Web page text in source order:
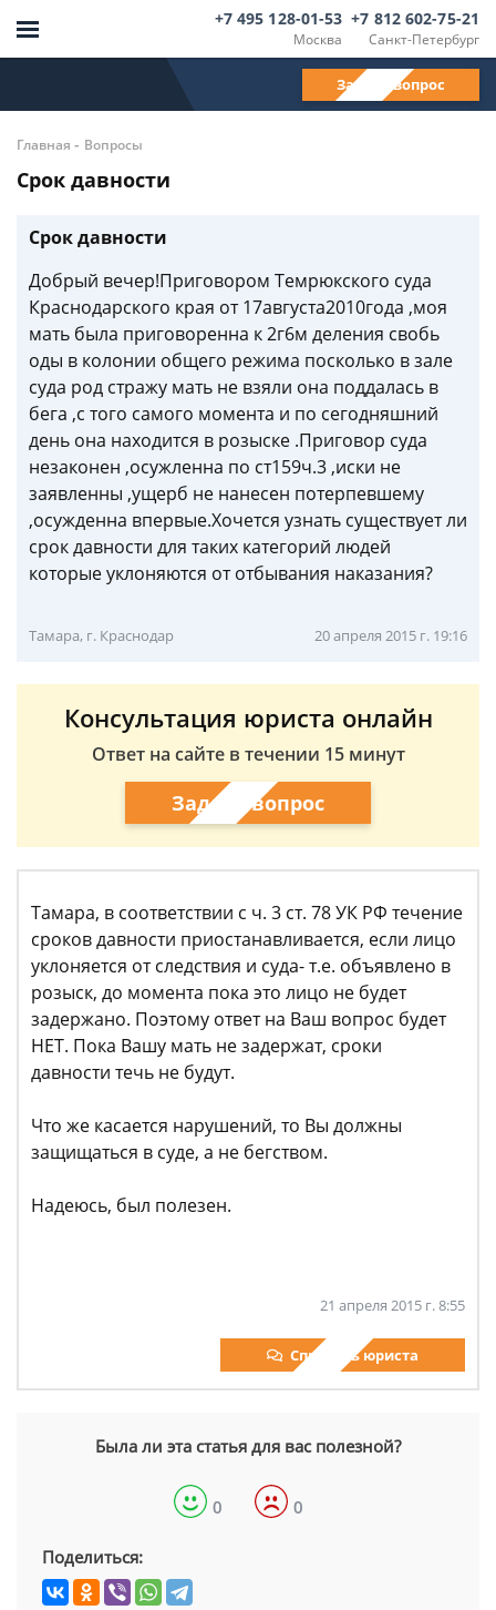
Москва
+7 495 128-01-53
Санкт-Петербург
+7 812 602-75-21
Задать вопрос
Главная - Вопросы
Срок давности
Срок давности
Добрый вечер!Приговором Темрюкского суда
Краснодарского края от 17августа2010года ,моя
мать была приговоренна к 2г6м деления свобь
оды в колонии общего режима посколько в зале
суда род стражу мать не взяли она поддалась в
бега ,с того самого момента и по сегодняшний
день она находится в розыске .Приговор суда
незаконен ,осужленна по ст159ч.3 ,иски не
заявленны ,ущерб не нанесен потерпевшему
,осужденна впервые.Хочется узнать существует ли
срок давности для таких категорий людей
которые уклоняются от отбывания наказания?
Тамара, г. Краснодар 20 апреля 2015 г. 19:16
Консультация юриста онлайн
Ответ на сайте в течении 15 минут
Задать вопрос
Тамара, в соответствии с ч. 3 ст. 78 УК РФ течение
сроков давности приостанавливается, если лицо
уклоняется от следствия и суда- т.е. объявлено в
розыск, до момента пока это лицо не будет
задержано. Поэтому ответ на Ваш вопрос будет
НЕТ. Пока Вашу мать не задержат, сроки
давности течь не будут.
Что же касается нарушений, то Вы должны
защищаться в суде, а не бегством.
Надеюсь, был полезен.
21 апреля 2015 г. 8:55
Спросить юриста
Была ли эта статья для вас полезной?
0 0
Поделиться: